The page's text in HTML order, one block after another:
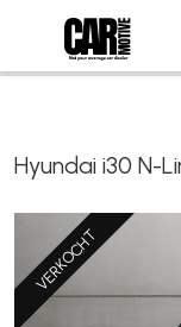
Hyundai i30 N-
VERKOCHT